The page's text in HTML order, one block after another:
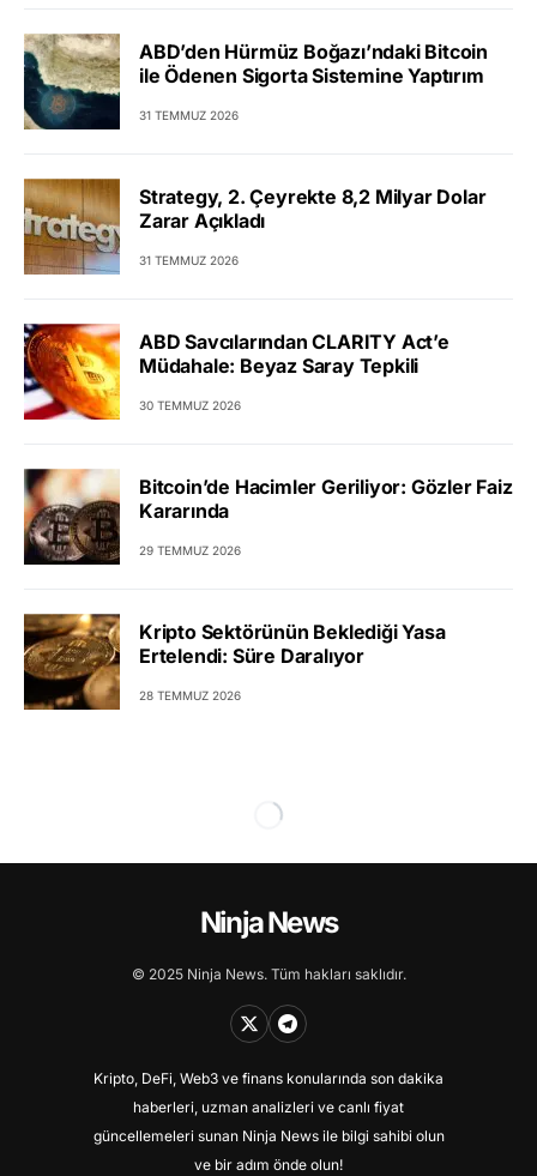
ABD’den Hürmüz Boğazı’ndaki Bitcoin
ile Ödenen Sigorta Sistemine Yaptırım
31 TEMMUZ 2026
Strategy, 2. Çeyrekte 8,2 Milyar Dolar
Zarar Açıkladı
31 TEMMUZ 2026
ABD Savcılarından CLARITY Act’e
Müdahale: Beyaz Saray Tepkili
30 TEMMUZ 2026
Bitcoin’de Hacimler Geriliyor: Gözler Faiz
Kararında
29 TEMMUZ 2026
Kripto Sektörünün Beklediği Yasa
Ertelendi: Süre Daralıyor
28 TEMMUZ 2026
Ninja News
© 2025 Ninja News. Tüm hakları saklıdır.
Kripto, DeFi, Web3 ve finans konularında son dakika
haberleri, uzman analizleri ve canlı fiyat
güncellemeleri sunan Ninja News ile bilgi sahibi olun
ve bir adım önde olun!